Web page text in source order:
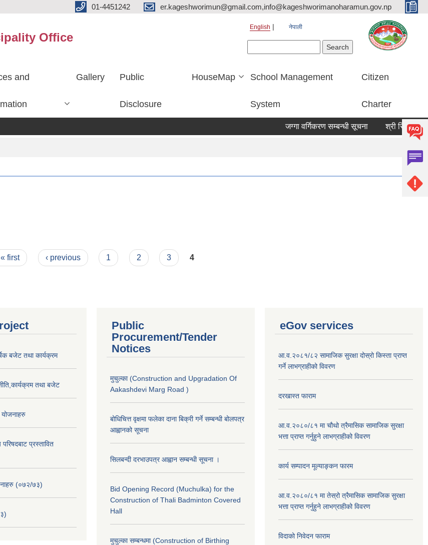
01-4451242 er.kageshworimun@gmail.com,info@kageshworimanoharamun.gov.np
Office
English नेपाली
and Gallery Public
Disclosure
HouseMap School Management
System
Citizen
Charter
जग्गा वर्गिकरण सम्बन्धी सूचना श्री सिद्दि गणेश
« first ‹ previous 1 2 3 4
बजेट तथा कार्यक्रम
तथा बजेट
प्रस्तावित
(०७२/७३)
Public
Procurement/Tender
Notices
मुचुल्का (Construction and Upgradation Of
Aakashdevi Marg Road )
बोधिचित्त वृक्षमा फलेका दाना बिक्री गर्ने सम्बन्धी बोलपत्र
आह्वानको सूचना
सिलबन्दी दरभाउपत्र आह्वान सम्बन्धी सूचना ।
Bid Opening Record (Muchulka) for the
Construction of Thali Badminton Covered
Hall
मुचुल्का सम्बन्धमा (Construction of Birthing
eGov services
आ.व.२०८१/८२ सामाजिक सुरक्षा दोस्रो किस्ता प्राप्त
गर्ने लाभग्राहीको विवरण
दरखास्त फाराम
आ.व.२०८०/८१ मा चौथो त्रैमासिक सामाजिक सुरक्षा
भत्ता प्राप्त गर्नुहुने लाभग्राहीको विवरण
कार्य सम्पादन मूल्याङ्कन फारम
आ.व.२०८०/८१ मा तेस्रो त्रैमासिक सामाजिक सुरक्षा
भत्ता प्राप्त गर्नुहुने लाभग्राहीको विवरण
विदाको निवेदन फाराम